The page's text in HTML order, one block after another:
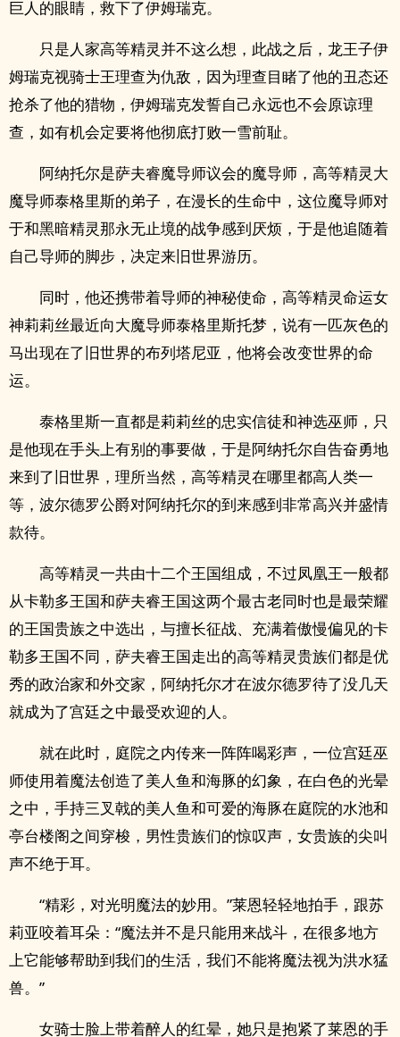
巨人的眼睛，救下了伊姆瑞克。
只是人家高等精灵并不这么想，此战之后，龙王子伊
姆瑞克视骑士王理查为仇敌，因为理查目睹了他的丑态还
抢杀了他的猎物，伊姆瑞克发誓自己永远也不会原谅理
查，如有机会定要将他彻底打败一雪前耻。
阿纳托尔是萨夫睿魔导师议会的魔导师，高等精灵大
魔导师泰格里斯的弟子，在漫长的生命中，这位魔导师对
于和黑暗精灵那永无止境的战争感到厌烦，于是他追随着
自己导师的脚步，决定来旧世界游历。
同时，他还携带着导师的神秘使命，高等精灵命运女
神莉莉丝最近向大魔导师泰格里斯托梦，说有一匹灰色的
马出现在了旧世界的布列塔尼亚，他将会改变世界的命
运。
泰格里斯一直都是莉莉丝的忠实信徒和神选巫师，只
是他现在手头上有别的事要做，于是阿纳托尔自告奋勇地
来到了旧世界，理所当然，高等精灵在哪里都高人类一
等，波尔德罗公爵对阿纳托尔的到来感到非常高兴并盛情
款待。
高等精灵一共由十二个王国组成，不过凤凰王一般都
从卡勒多王国和萨夫睿王国这两个最古老同时也是最荣耀
的王国贵族之中选出，与擅长征战、充满着傲慢偏见的卡
勒多王国不同，萨夫睿王国走出的高等精灵贵族们都是优
秀的政治家和外交家，阿纳托尔才在波尔德罗待了没几天
就成为了宫廷之中最受欢迎的人。
就在此时，庭院之内传来一阵阵喝彩声，一位宫廷巫
师使用着魔法创造了美人鱼和海豚的幻象，在白色的光晕
之中，手持三叉戟的美人鱼和可爱的海豚在庭院的水池和
亭台楼阁之间穿梭，男性贵族们的惊叹声，女贵族的尖叫
声不绝于耳。
“精彩，对光明魔法的妙用。”莱恩轻轻地拍手，跟苏
莉亚咬着耳朵：“魔法并不是只能用来战斗，在很多地方
上它能够帮助到我们的生活，我们不能将魔法视为洪水猛
兽。”
女骑士脸上带着醉人的红晕，她只是抱紧了莱恩的手